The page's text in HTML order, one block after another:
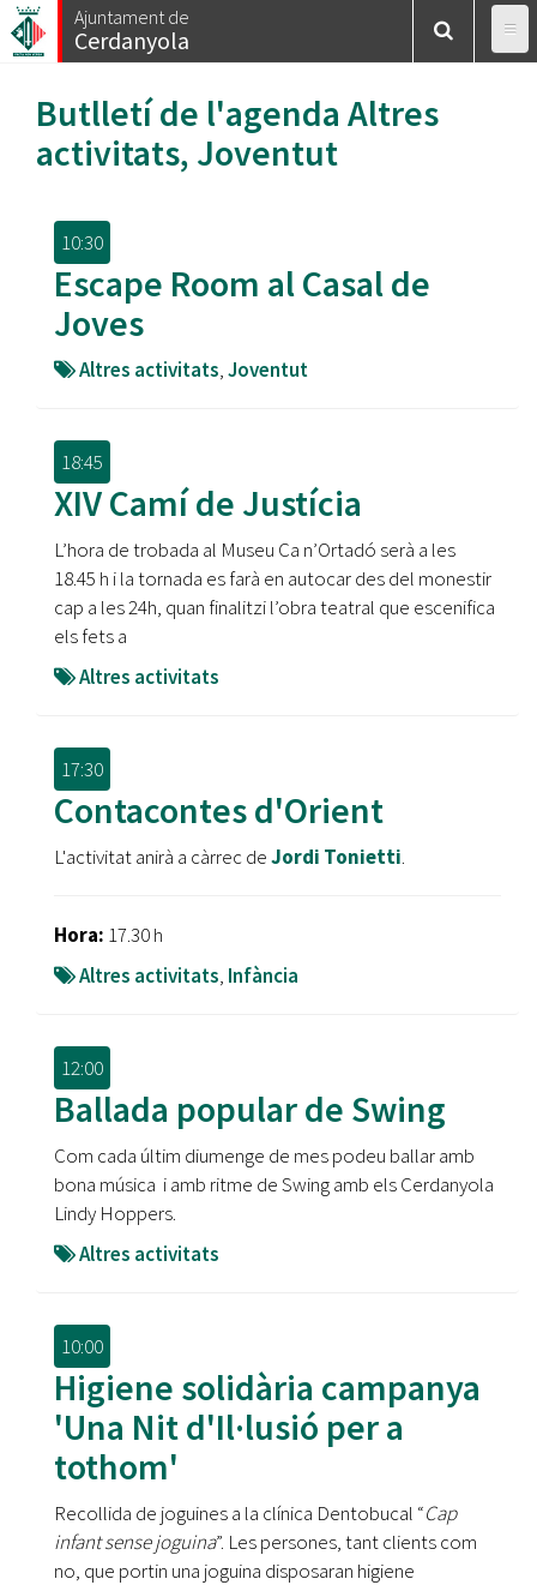
Vés
al
Ajuntament de
Cerdanyola
Butlletí de l'agenda Altres
activitats, Joventut
10:30
Escape Room al Casal de
Joves
Altres activitats,Joventut
18:45
XIV Camí de Justícia
L’hora de trobada al Museu Ca n’Ortadó serà a les
18.45 h i la tornada es farà en autocar des del monestir
cap a les 24h, quan finalitzi l’obra teatral que escenifica
els fets a
Altres activitats
17:30
Contacontes d'Orient
L'activitat anirà a càrrec deJordi Tonietti.
Hora: 17.30 h
Altres activitats, Infància
12:00
Ballada popular de Swing
Com cada últim diumenge de mes podeu ballar amb
bona música i amb ritme de Swing amb els Cerdanyola
Lindy Hoppers.
Altres activitats
10:00
Higiene solidària campanya
'Una Nit d'Il·lusió per a
tothom'
Recollida de joguines a la clínica Dentobucal “Cap
infant sense joguina”. Les persones, tant clients com
no, que portin una joguina disposaran higiene